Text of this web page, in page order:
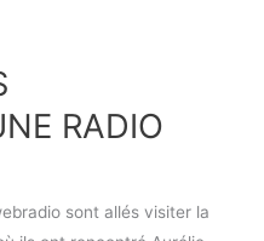
RADIO
sont allés visiter la